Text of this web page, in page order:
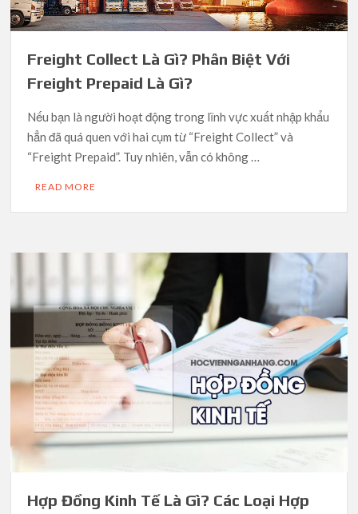
Freight Collect Là Gì? Phân Biệt Với
Freight Prepaid Là Gì?
Nếu bạn là người hoạt động trong lĩnh vực xuất nhập khẩu
hẳn đã quá quen với hai cụm từ “Freight Collect” và
“Freight Prepaid”. Tuy nhiên, vẫn có không …
READ MORE
Hợp Đồng Kinh Tế Là Gì? Các Loại Hợp